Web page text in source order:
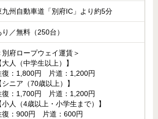
九州自動車道「別府IC」より約5分
り／無料（250台）
別府ロープウェイ運賃＞
大人（中学生以上）】
復：1,800円 片道：1,200円
シニア（70歳以上）】
復：1,700円 片道：1,200円
小人（4歳以上・小学生まで）】
復：900円 片道：600円